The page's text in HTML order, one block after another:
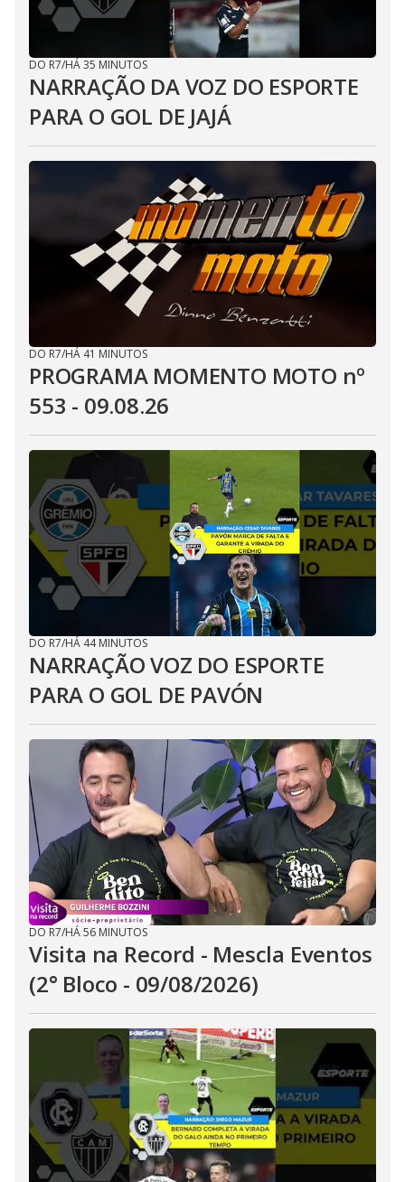
DO R7/HÁ 35 MINUTOS
NARRAÇÃO DA VOZ DO ESPORTE
PARA O GOL DE JAJÁ
DO R7/HÁ 41 MINUTOS
PROGRAMA MOMENTO MOTO nº
553 - 09.08.26
DO R7/HÁ 44 MINUTOS
NARRAÇÃO VOZ DO ESPORTE
PARA O GOL DE PAVÓN
DO R7/HÁ 56 MINUTOS
Visita na Record - Mescla Eventos
(2° Bloco - 09/08/2026)